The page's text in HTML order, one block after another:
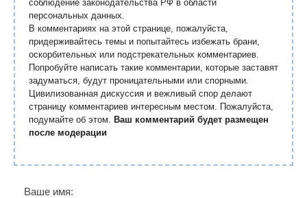
соблюдение законодательства РФ в области
персональных данных.
В комментариях на этой странице, пожалуйста,
придерживайтесь темы и попытайтесь избежать брани,
оскорбительных или подстрекательных комментариев.
Попробуйте написать такие комментарии, которые заставят
задуматься, будут проницательными или спорными.
Цивилизованная дискуссия и вежливый спор делают
страницу комментариев интересным местом. Пожалуйста,
подумайте об этом. Ваш комментарий будет размещен
после модерации
Ваше имя: